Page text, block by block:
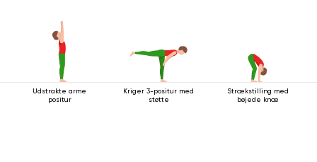
Udstrakte arme
positur
Kriger 3-positur med
støtte
Strækstilling med
bøjede knæ